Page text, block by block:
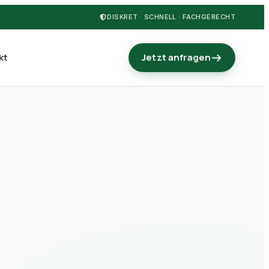
DISKRET · SCHNELL · FACHGERECHT
Jetzt anfragen